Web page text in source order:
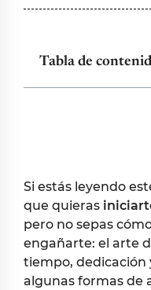
Tabla de
Si estás leyendo
que quieras
pero no sepas
engañarte: el arte
tiempo, dedicación
algunas formas de